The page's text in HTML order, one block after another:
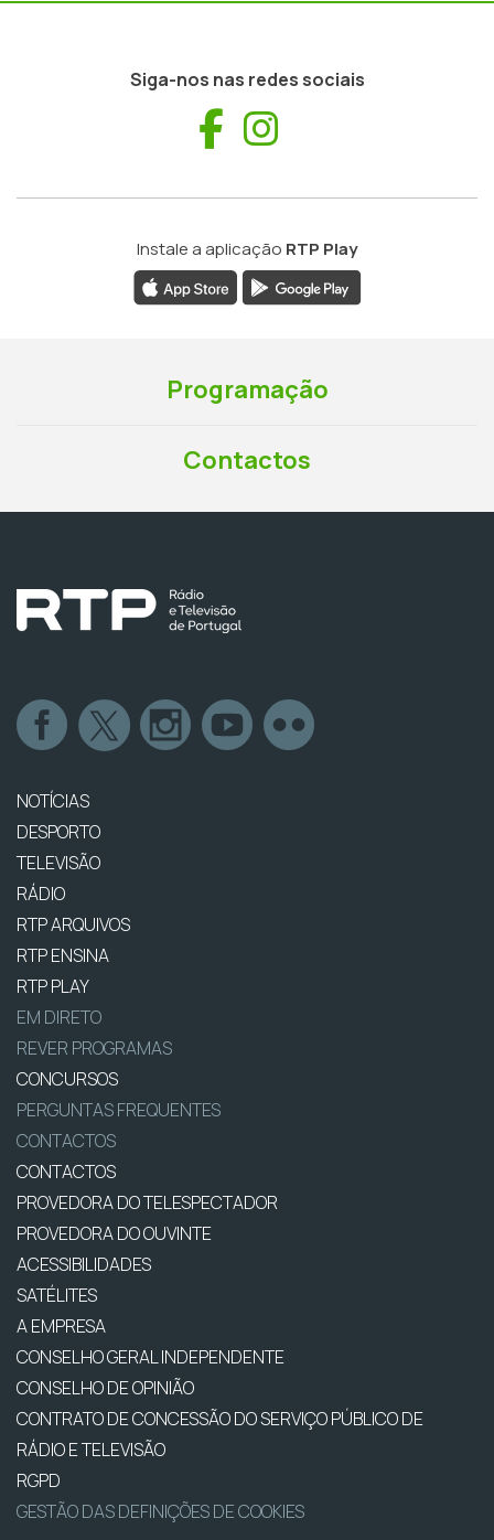
Siga-nos nas redes sociais
Facebook
Instale a aplicação RTP Play
Programação
Contactos
NOTÍCIAS
DESPORTO
TELEVISÃO
RÁDIO
RTP ARQUIVOS
RTP ENSINA
RTP PLAY
EM DIRETO
REVER PROGRAMAS
CONCURSOS
PERGUNTAS FREQUENTES
CONTACTOS
CONTACTOS
PROVEDORA DO TELESPECTADOR
PROVEDORA DO OUVINTE
ACESSIBILIDADES
SATÉLITES
A EMPRESA
CONSELHO GERAL INDEPENDENTE
CONSELHO DE OPINIÃO
CONTRATO DE CONCESSÃO DO SERVIÇO PÚBLICO DE
RÁDIO E TELEVISÃO
RGPD
GESTÃO DAS DEFINIÇÕES DE COOKIES